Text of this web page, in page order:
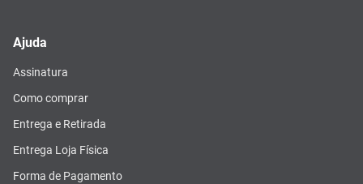
Ajuda
Assinatura
Como comprar
Entrega e Retirada
Entrega Loja Física
Forma de Pagamento